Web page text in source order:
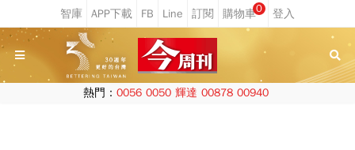
0
熱門： 0056 0050 輝達 00878 00940